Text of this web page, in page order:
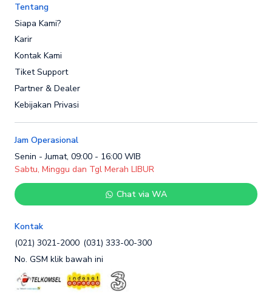
Tentang
Siapa Kami?
Karir
Kontak Kami
Tiket Support
Partner & Dealer
Kebijakan Privasi
Jam Operasional
Senin - Jumat, 09:00 - 16:00 WIB
Sabtu, Minggu dan Tgl Merah LIBUR
Chat via WA
Kontak
(021) 3021-2000 (031) 333-00-300
No. GSM klik bawah ini